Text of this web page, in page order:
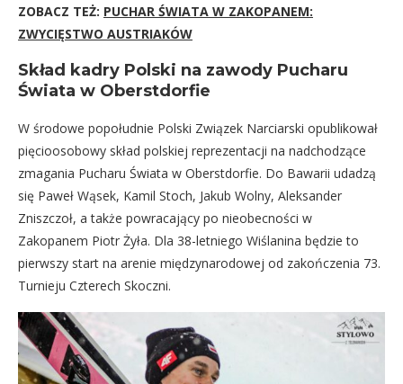
ZOBACZ TEŻ: PUCHAR ŚWIATA W ZAKOPANEM:
ZWYCIĘSTWO AUSTRIAKÓW
Skład kadry Polski na zawody Pucharu
Świata w Oberstdorfie
W środowe popołudnie Polski Związek Narciarski opublikował
pięcioosobowy skład polskiej reprezentacji na nadchodzące
zmagania Pucharu Świata w Oberstdorfie. Do Bawarii udadzą
się Paweł Wąsek, Kamil Stoch, Jakub Wolny, Aleksander
Zniszczoł, a także powracający po nieobecności w
Zakopanem Piotr Żyła. Dla 38-letniego Wiślanina będzie to
pierwszy start na arenie międzynarodowej od zakończenia 73.
Turnieju Czterech Skoczni.